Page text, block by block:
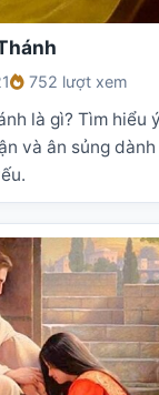
752 lượt xem
là gì? Tìm hiểu
và ân sủng